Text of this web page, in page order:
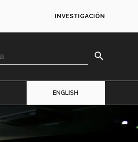
INVESTIGACIÓN
search
ENGLISH